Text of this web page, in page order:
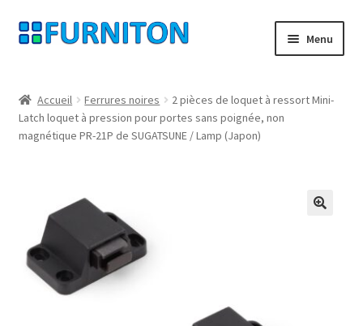
Aller
à
navigation
Aller
au
Menu
Nos partenaires
Droit de rétractation
Contact
Mentions légales
Accueil Ferrures noires
2 pièces de loquet à ressort Mini-
Latch loquet à pression pour portes sans poignée, non
magnétique PR-21P de SUGATSUNE / Lamp (Japon)